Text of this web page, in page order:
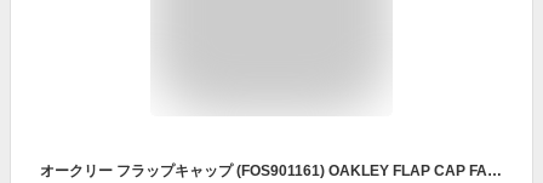
オークリー フラップキャップ (FOS901161) OAKLEY FLAP CAP FA 22.0 フライトキャップ メンズ 耳当て付きキャップ 帽子 耳あて ボア ゴルフ用品 【OAKLEY正規品】